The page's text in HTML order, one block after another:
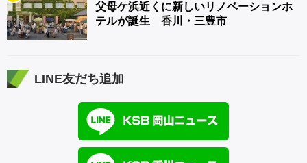
父母ケ浜近くに新しいリノベーションホ
テルが誕生 香川・三豊市
LINE友だち追加